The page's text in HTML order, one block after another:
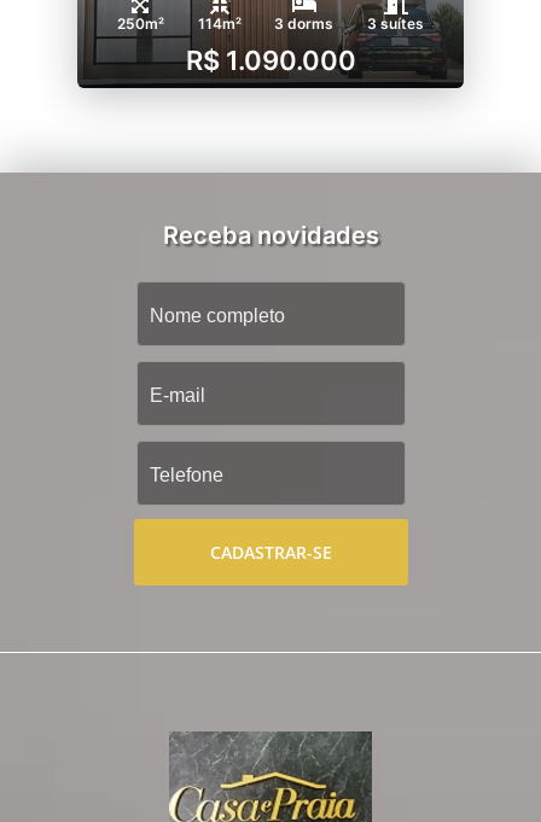
250m² 114m² 3 dorms 3 suítes
R$ 1.090.000
Receba novidades
CADASTRAR-SE